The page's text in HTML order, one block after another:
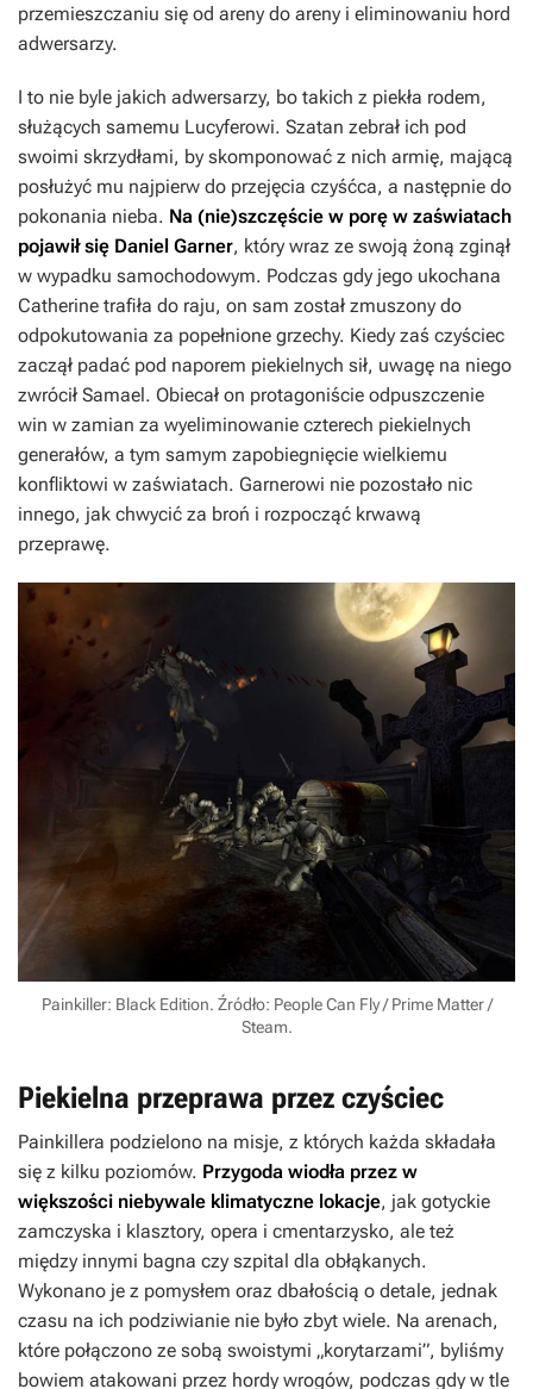
przemieszczaniu się od areny do areny i eliminowaniu hord
adwersarzy.
I to nie byle jakich adwersarzy, bo takich z piekła rodem,
służących samemu Lucyferowi. Szatan zebrał ich pod
swoimi skrzydłami, by skomponować z nich armię, mającą
posłużyć mu najpierw do przejęcia czyśćca, a następnie do
pokonania nieba. Na (nie)szczęście w porę w zaświatach
pojawił się Daniel Garner, który wraz ze swoją żoną zginął
w wypadku samochodowym. Podczas gdy jego ukochana
Catherine trafiła do raju, on sam został zmuszony do
odpokutowania za popełnione grzechy. Kiedy zaś czyściec
zaczął padać pod naporem piekielnych sił, uwagę na niego
zwrócił Samael. Obiecał on protagoniście odpuszczenie
win w zamian za wyeliminowanie czterech piekielnych
generałów, a tym samym zapobiegnięcie wielkiemu
konfliktowi w zaświatach. Garnerowi nie pozostało nic
innego, jak chwycić za broń i rozpocząć krwawą
przeprawę.
Painkiller: Black Edition. Źródło: People Can Fly / Prime Matter /
Steam.
Piekielna przeprawa przez czyściec
Painkillera podzielono na misje, z których każda składała
się z kilku poziomów. Przygoda wiodła przez w
większości niebywale klimatyczne lokacje, jak gotyckie
zamczyska i klasztory, opera i cmentarzysko, ale też
między innymi bagna czy szpital dla obłąkanych.
Wykonano je z pomysłem oraz dbałością o detale, jednak
czasu na ich podziwianie nie było zbyt wiele. Na arenach,
które połączono ze sobą swoistymi „korytarzami”, byliśmy
bowiem atakowani przez hordy wrogów, podczas gdy w tle